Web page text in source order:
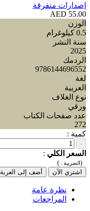
إصدارات متفرقة
55.00 AED
الوزن
0.5 كيلوغرام
سنة النشر
2025
الردمك
9786144696552
لغة
العربية
نوع الغلاف
ورقي
عدد صفحات الكتاب
272
كمية :
-
السعر الكلي :
(الضريبة : )
اشتري الآن
أضف إلى العربة
نظرة عامة
المراجعات